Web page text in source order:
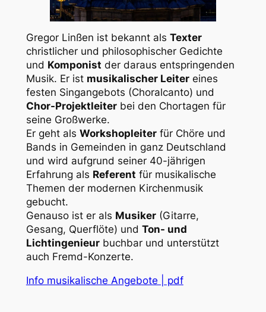
Gregor Linßen ist bekannt als Texter
christlicher und philosophischer Gedichte
und Komponist der daraus entspringenden
Musik. Er ist musikalischer Leitereines
festen Singangebots (Choralcanto) und
Chor-Projektleiterbei den Chortagen für
seine Großwerke.
Er geht als Workshopleiterfür Chöre und
Bands in Gemeinden in ganz Deutschland
und wird aufgrund seiner 40-jährigen
Erfahrung als Referent für musikalische
Themen der modernen Kirchenmusik
gebucht.
Genauso ist er als Musiker(Gitarre,
Gesang, Querflöte) und Ton- und
Lichtingenieurbuchbar und unterstützt
auch Fremd-Konzerte.
Info musikalische Angebote | pdf